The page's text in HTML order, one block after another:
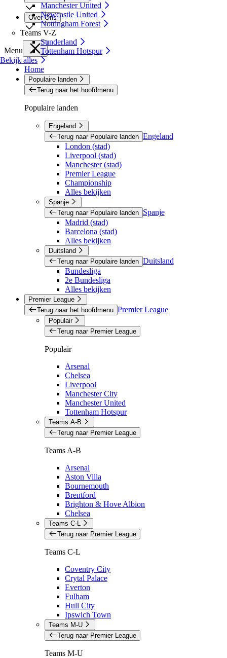
Manchester United
Newcastle United
Nottingham Forest
Teams V-Z
Sunderland
Tottenham Hotspur
Bekijk alles
Over Ons
Menu
Home
Populaire landen
Terug naar het hoofdmenu
Populaire landen
Engeland
Terug naar Populaire landen Engeland
London (stad)
Liverpool (stad)
Manchester (stad)
Premier League
Championship
Alles bekijken
Spanje
Terug naar Populaire landen
Spanje
Madrid (stad)
Barcelona (stad)
Alles bekijken
Duitsland
Terug naar Populaire landen Duitsland
Bundesliga
2e Bundesliga
Alles bekijken
Premier League
Terug naar het hoofdmenu Premier League
Populair
Terug naar Premier League
Populair
Arsenal
Chelsea
Liverpool
Manchester City
Manchester United
Tottenham Hotspur
Teams A-B
Terug naar Premier League
Teams A-B
Arsenal
Aston Villa
Bournemouth
Brentford
Brighton & Hove Albion
Chelsea
Teams C-L
Terug naar Premier League
Teams C-L
Coventry City
Crytal Palace
Everton
Fulham
Hull City
Ipswich Town
Teams M-U
Terug naar Premier League
Teams M-U